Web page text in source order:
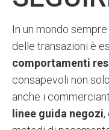
In un mondo
delle transazioni è
comportamenti
consapevoli non
anche i
linee guida negozi